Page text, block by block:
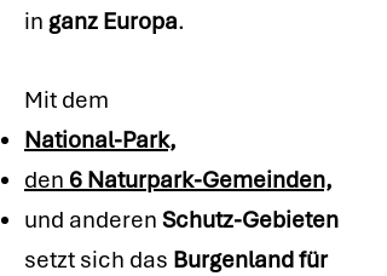
in ganz Europa.
Mit dem
National-Park,
den 6 Naturpark-Gemeinden,
und anderen Schutz-Gebieten
setzt sich das Burgenland für